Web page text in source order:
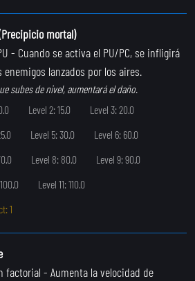
mortal)
- Cuando se activa el PU/PC, se infligirá
enemigos lanzados por los aires.
subes de nivel, aumentará el daño.
Level 2: 15.0
Level 3: 20.0
Level 5: 30.0
Level 6: 60.0
Level 8: 80.0
Level 9: 90.0
Level 11: 110.0
1
factorial - Aumenta la velocidad de